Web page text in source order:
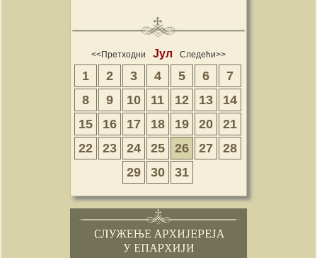
<<Претходни Јул Следећи>>
1 2 3 4 5 6
7
8
9 10 11 12 13
14
15
16 17 18 19 20
21
22
23 24 25 26 27
28
29
30 31